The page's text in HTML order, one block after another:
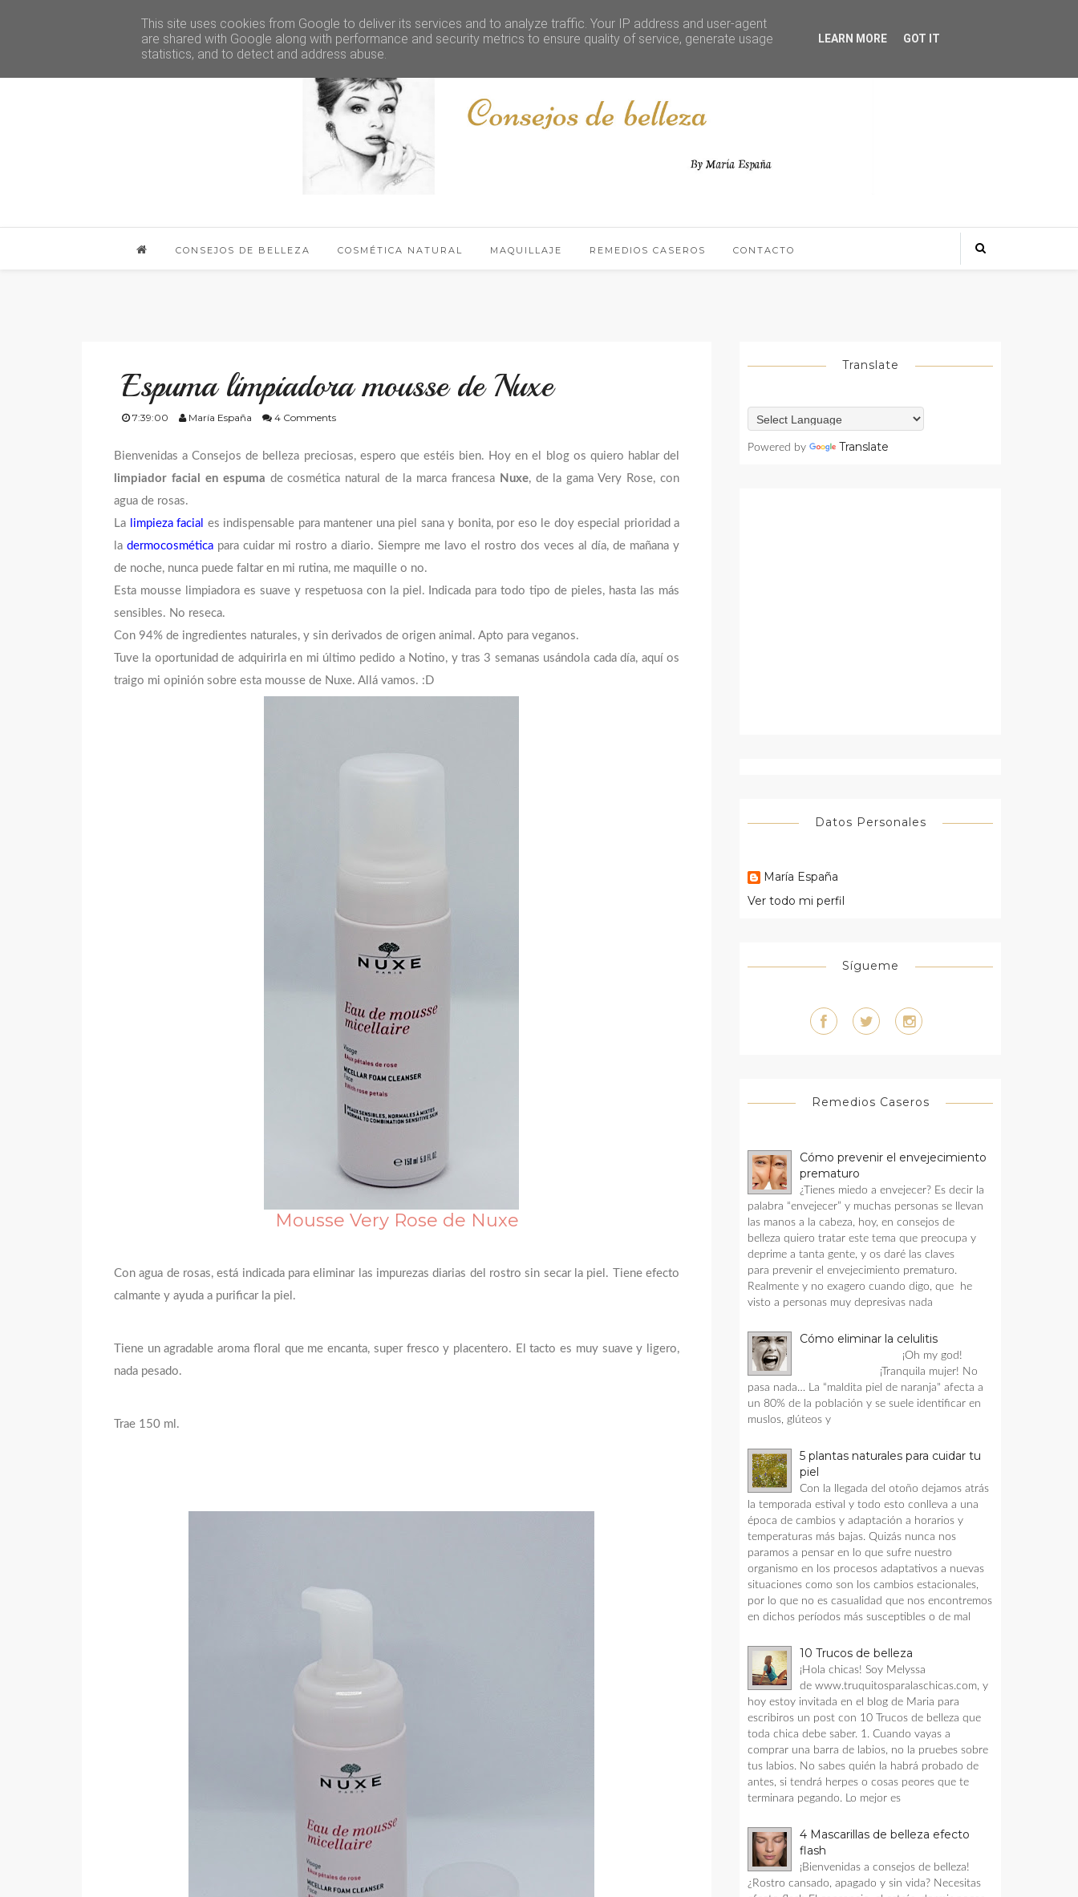
CONSEJOS DE BELLEZA COSMÉTICA NATURAL MAQUILLAJE REMEDIOS CASEROS CONTACTO
Espuma limpiadora mousse de Nuxe
7:39:00 María España 4 Comments
Bienvenidas a Consejos de belleza preciosas, espero que estéis bien. Hoy en el blog os quiero hablar del
limpiador facial en espuma de cosmética natural de la marca francesa Nuxe, de la gama Very Rose, con
agua de rosas.
La
limpieza facial es indispensable para mantener una piel sana y bonita, por eso le doy especial prioridad a
la dermocosmética para cuidar mi rostro a diario. Siempre me lavo el rostro dos veces al día, de mañana y
de noche, nunca puede faltar en mi rutina, me maquille o no.
Esta mousse limpiadora es suave y respetuosa con la piel. Indicada para todo tipo de pieles, hasta las más
sensibles. No reseca.
Con 94% de ingredientes naturales, y sin derivados de origen animal. Apto para veganos.
Tuve la oportunidad de adquirirla en mi último pedido a Notino, y tras 3 semanas usándola cada día, aquí os
traigo mi opinión sobre esta mousse de Nuxe. Allá vamos. :D
Mousse Very Rose de Nuxe
Con agua de rosas, está indicada para eliminar las impurezas diarias del rostro sin secar la piel. Tiene efecto
calmante y ayuda a purificar la piel.
Tiene un agradable aroma floral que me encanta, super fresco y placentero. El tacto es muy suave y ligero,
nada pesado.
Trae 150 ml.
Translate
Powered by Translate
Datos Personales
María España
Ver todo mi perfil
Sígueme
Remedios Caseros
Cómo prevenir el envejecimiento
prematuro
¿Tienes miedo a envejecer? Es decir la
palabra “envejecer” y muchas personas se llevan
las manos a la cabeza, hoy, en consejos de
belleza quiero tratar este tema que preocupa y
deprime a tanta gente, y os daré las claves
para prevenir el envejecimiento prematuro.
Realmente y no exagero cuando digo, que he
visto a personas muy depresivas nada
Cómo eliminar la celulitis
¡Oh my god!
¡Tranquila mujer! No
pasa nada… La “maldita piel de naranja" afecta a
un 80% de la población y se suele identificar en
muslos, glúteos y
5 plantas naturales para cuidar tu
piel
Con la llegada del otoño dejamos atrás
la temporada estival y todo esto conlleva a una
época de cambios y adaptación a horarios y
temperaturas más bajas. Quizás nunca nos
paramos a pensar en lo que sufre nuestro
organismo en los procesos adaptativos a nuevas
situaciones como son los cambios estacionales,
por lo que no es casualidad que nos encontremos
en dichos períodos más susceptibles o de mal
10 Trucos de belleza
¡Hola chicas! Soy Melyssa
de www.truquitosparalaschicas.com, y
hoy estoy invitada en el blog de Maria para
escribiros un post con 10 Trucos de belleza que
toda chica debe saber. 1. Cuando vayas a
comprar una barra de labios, no la pruebes sobre
tus labios. No sabes quién la habrá probado de
antes, si tendrá herpes o cosas peores que te
terminara pegando. Lo mejor es
4 Mascarillas de belleza efecto
flash
¡Bienvenidas a consejos de belleza!
¿Rostro cansado, apagado y sin vida? Necesitas
This site uses cookies from Google to deliver its services and to analyze traffic. Your IP address and user-agent
are shared with Google along with performance and security metrics to ensure quality of service, generate usage
statistics, and to detect and address abuse.
LEARN MORE GOT IT